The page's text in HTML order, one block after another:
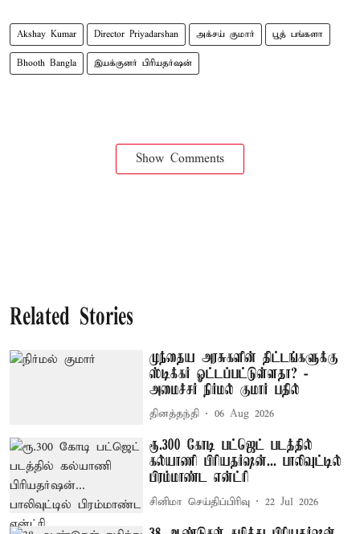
Akshay Kumar Director Priyadarshan அக்சய் குமார் பூத் பங்களா
Bhooth Bangla இயக்குனர் பிரியதர்ஷன்
Show Comments
Related Stories
முந்தைய அரசுகளின் திட்டங்களுக்கு
ஸ்டிக்கர் ஓட்டப்பட்டுள்ளதா? -
அமைச்சர் நிர்மல் குமார் பதில்
தினத்தந்தி 06 Aug 2026
ரூ.300 கோடி பட்ஜெட் படத்தில்
கல்யாணி பிரியதர்ஷன்... பாலிவுட்டில்
பிரம்மாண்ட என்ட்ரி
சினிமா செய்திப்பிரிவு 22 Jul 2026